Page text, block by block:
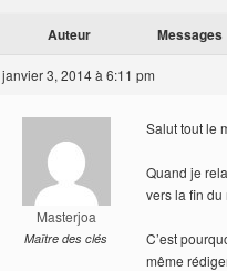
Auteur Messages
janvier 3, 2014 à 6:11 pm
Masterjoa
Maître des clés
Salut tout le
Quand je
vers la fin
C’est
même